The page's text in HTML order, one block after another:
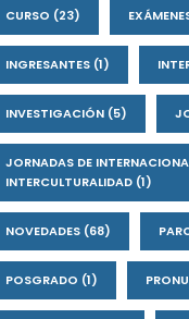
CURSO (23)
INGRESANTES (1)
INVESTIGACIÓN (5)
JORNADAS DE
INTERCULTURALIDAD (1)
NOVEDADES (68)
POSGRADO (1)